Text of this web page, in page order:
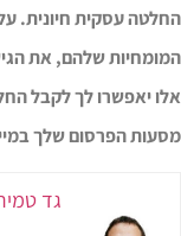
עסקית חיונית.
שלהם, את
יאפשרו לך לקבל
הפרסום שלך
גד טמיר